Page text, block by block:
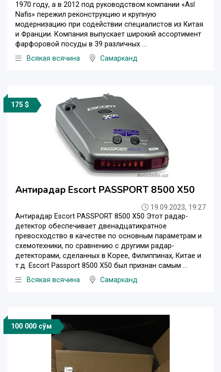
1970 году, а в 2012 под руководством компании «Asl
Nafis» пережил реконструкцию и крупную
модернизацию при содействии специалистов из Китая
и Франции. Компания выпускает широкий ассортимент
фарфоровой посуды в 39 различных ...
Всякая всячина
Самарканд
175 $
Антирадар Escort PASSPORT 8500 X50
19.09.2023, 19:27
Антирадар Escort PASSPORT 8500 X50 Этот радар-
детектор обеспечивает двенадцатикратное
превосходство в качестве по основным параметрам и
схемотехники, по сравнению с другими радар-
детекторами, сделанных в Корее, Филиппинах, Китае и
т.д. Escort Passport 8500 X50 был признан самым ...
Всякая всячина
Самарканд
100 000 сўм